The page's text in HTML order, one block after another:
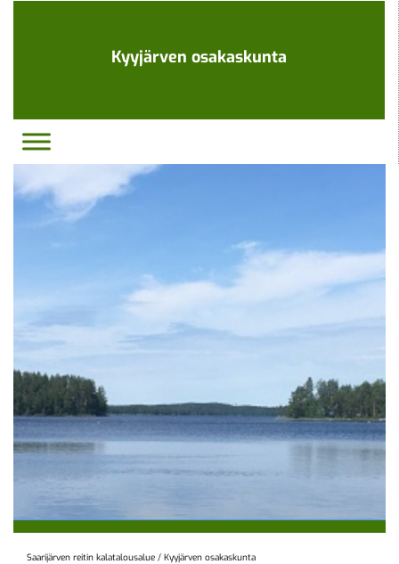
Kyyjärven osakaskunta
Saarijärven reitin kalatalousalue / Kyyjärven osakaskunta